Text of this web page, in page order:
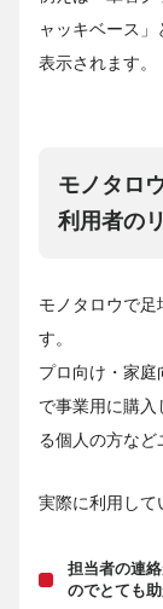
ャッキベース
表示されます。
モノタロ
利用者の
モノタロウで足
す。
プロ向け・家
で事業用に購
る個人の方など
実際に利用して
担当者の連
のでとても